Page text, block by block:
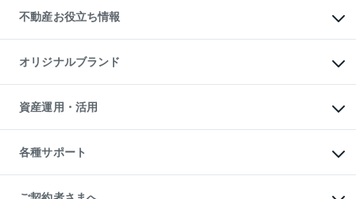
貸すガイド
事業用不動産
マンション投資
投資用マンション
アパート経営
収益物件
ビル購入（ビル一棟）
投資用不動産の売却査定
事業用不動産の売却査定
不動産お役立ち情報
マンションライブラリー
人気マンションランキング
暮らしに役立つ不動産メディア
不動産相場・不動産価格情報
不動産コラム・ニュース
不動産用語集
不動産なんでもネット相談室
住まいの税金
オリジナルブランド
一棟リノベーションマンション
L`GENTE（ルジェンテ）
区分リノベーションマンション
投資用一棟レジデンスWELL
不動産小口投資
LEGACIA（レガシア）
資産運用・活用
不動産M&A
アセットマネジメント・出資
各種サポート
相続サポート